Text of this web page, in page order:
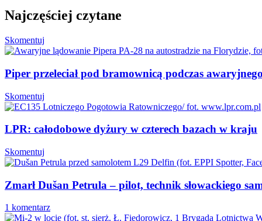
Najczęściej czytane
Skomentuj
Piper przeleciał pod bramownicą podczas
Skomentuj
LPR: całodobowe dyżury w czterech bazach w kraju
Skomentuj
Zmarł Dušan Petrula – pilot, technik słowackiego
1 komentarz